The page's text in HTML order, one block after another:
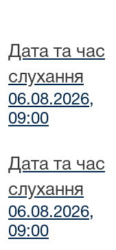
Дата та час
слухання
06.08.2026,
09:00
Дата та час
слухання
06.08.2026,
09:00